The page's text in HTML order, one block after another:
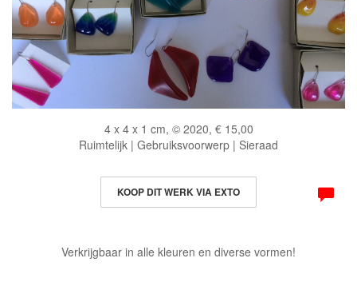
4 x 4 x 1 cm, © 2020, € 15,00
Ruimtelijk | Gebruiksvoorwerp | Sieraad
KOOP DIT WERK VIA EXTO
Verkrijgbaar in alle kleuren en diverse vormen!